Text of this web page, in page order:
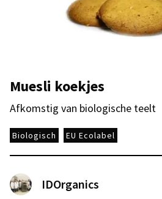
Muesli koekjes
Afkomstig van biologische teelt
Biologisch EU Ecolabel
IDOrganics